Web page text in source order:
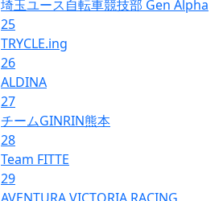
埼玉ユース自転車競技部 Gen Alpha
25
TRYCLE.ing
26
ALDINA
27
チームGINRIN熊本
28
Team FITTE
29